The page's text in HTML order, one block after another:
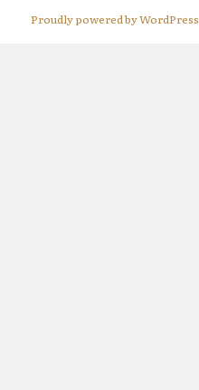
Proudly powered by WordPress